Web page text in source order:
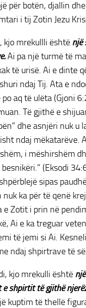
për botën, djallin
i tij Zotin Jezu
kjo mrekullli është një
Ai pa një turmë të
të urisë. Ai e dinte
ndaj Tij. Ata e
aq të ulëta (Gjoni
Të gjithë e
dhe asnjëri nuk
ndaj mëkatarëve.
i mëshirshëm
besnikëri.” (Eksodi
sipas
nuk ka për të qenë
e Zotit i prin në
Ai e ka treguar
të jemi si Ai.
ndaj shpirtrave të
kjo mrekulli është
e shpirtit të gjithë
kuptim të thellë